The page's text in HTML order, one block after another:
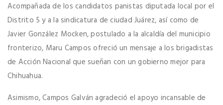
Acompañada de los candidatos panistas diputada local por el
Distrito 5 y a la sindicatura de ciudad Juárez, así como de
Javier González Mocken, postulado a la alcaldía del municipio
fronterizo, Maru Campos ofreció un mensaje a los brigadistas
de Acción Nacional que sueñan con un gobierno mejor para
Chihuahua.
Asimismo, Campos Galván agradeció el apoyo incansable de